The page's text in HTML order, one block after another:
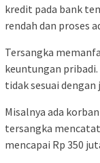
kredit pada bank
rendah dan proses
Tersangka
keuntungan
tidak sesuai
Misalnya ada
tersangka
mencapai Rp 350